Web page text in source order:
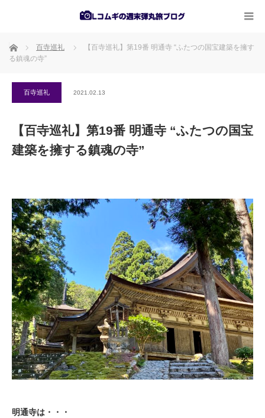
ホーム 百寺巡礼
【百寺巡礼】第19番 明通寺 “ふたつの国宝建築を擁す
る鎮魂の寺”
百寺巡礼 2021.02.13
【百寺巡礼】第19番 明通寺 “ふたつの国宝
建築を擁する鎮魂の寺”
明通寺は・・・